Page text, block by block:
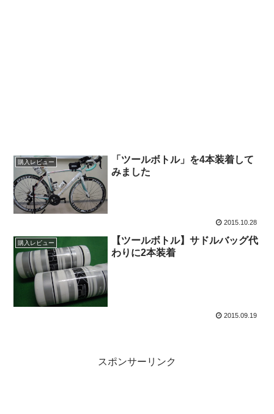
購入レビュー
「ツールボトル」を4本装着して
みました
2015.10.28
購入レビュー
【ツールボトル】サドルバッグ代
わりに2本装着
2015.09.19
スポンサーリンク